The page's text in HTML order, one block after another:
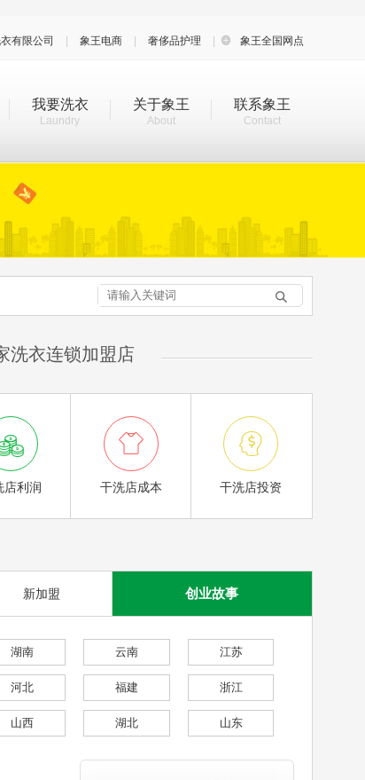
有限公司 象王电商 奢侈品护理  象王全国网点
我要洗衣
Laundry
关于象王
About
联系象王
Contact

洗衣连锁加盟店
店利润

干洗店成本

干洗店投资
新加盟 创业故事
湖南 云南 江苏
河北 福建 浙江
山西 湖北 山东